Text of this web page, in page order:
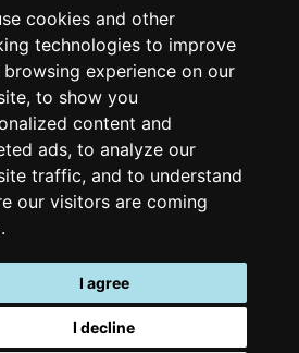
cookies and other
technologies to improve
experience on our
to show you
content and
ads, to analyze our
traffic, and to understand
our visitors are coming
I agree
I decline